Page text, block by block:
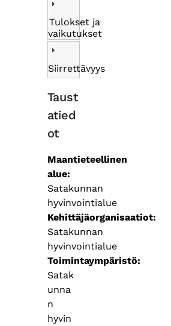
Tulokset ja
vaikutukset
Siirrettävyys
Taust
atied
ot
Maantieteellinen
alue
Satakunnan
hyvinvointialue
Kehittäjäorganisaatiot
Satakunnan
hyvinvointialue
Toimintaympäristö
Satak
unna
n
hyvin